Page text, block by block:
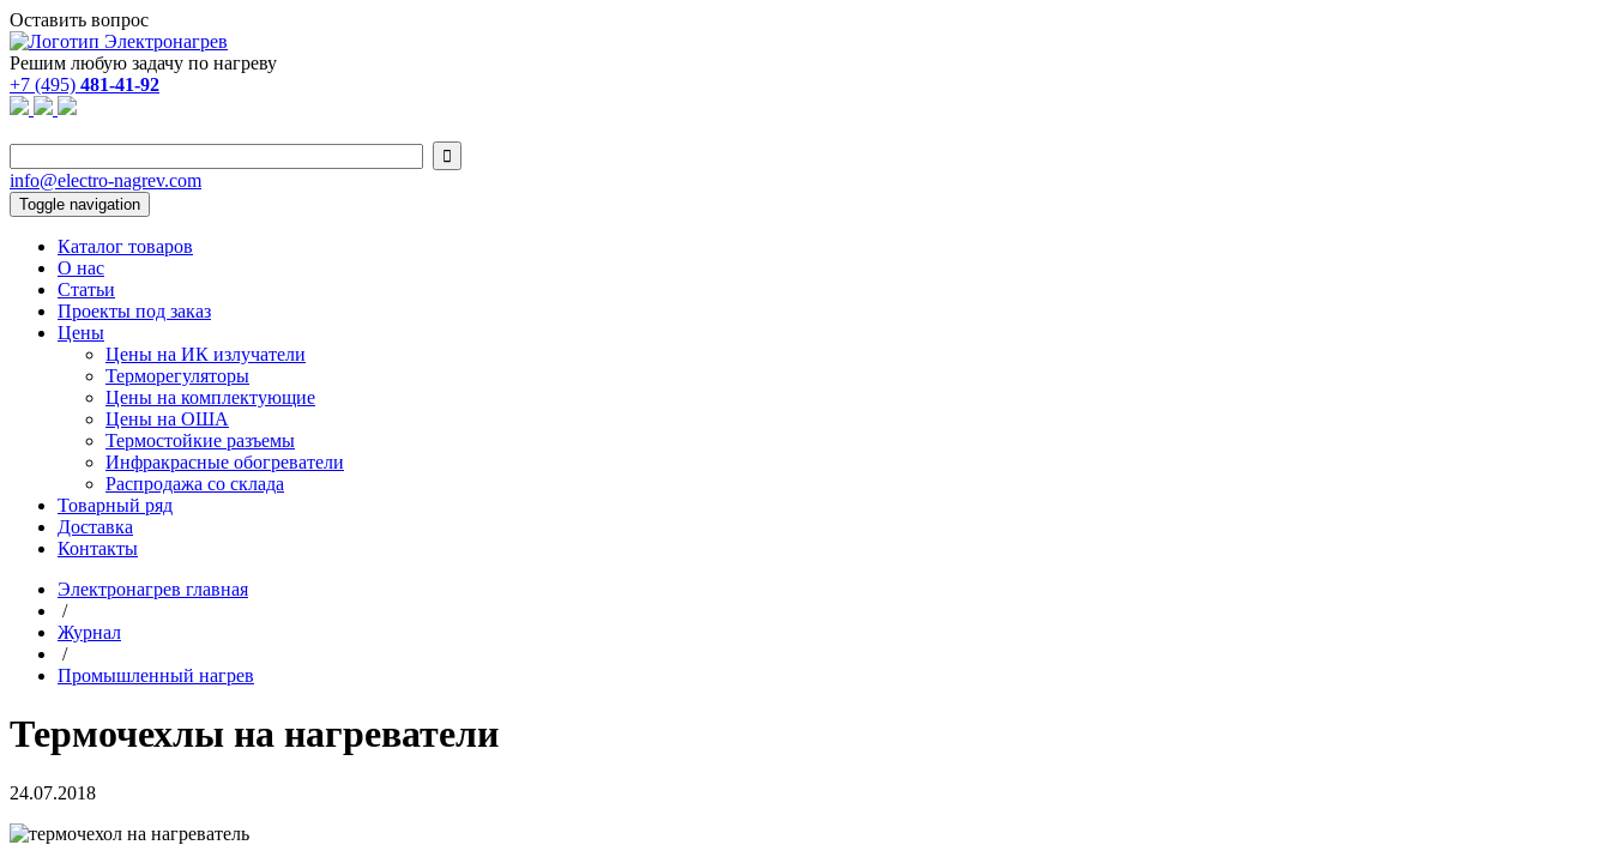
Оставить вопрос
Решим любую задачу по нагреву
+7 (495) 481-41-92

info@electro-nagrev.com
Toggle navigation
Каталог товаров
О нас
Статьи
Проекты под заказ
Цены
Цены на ИК излучатели
Терморегуляторы
Цены на комплектующие
Цены на ОША
Термостойкие разъемы
Инфракрасные обогреватели
Распродажа со склада
Товарный ряд
Доставка
Контакты
Электронагрев главная
/
Журнал
/
Промышленный нагрев
Термочехлы на нагреватели
24.07.2018